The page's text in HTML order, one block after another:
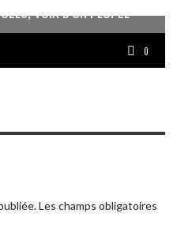
VOIX D’UN PEUPLE
0
Les champs obligatoires